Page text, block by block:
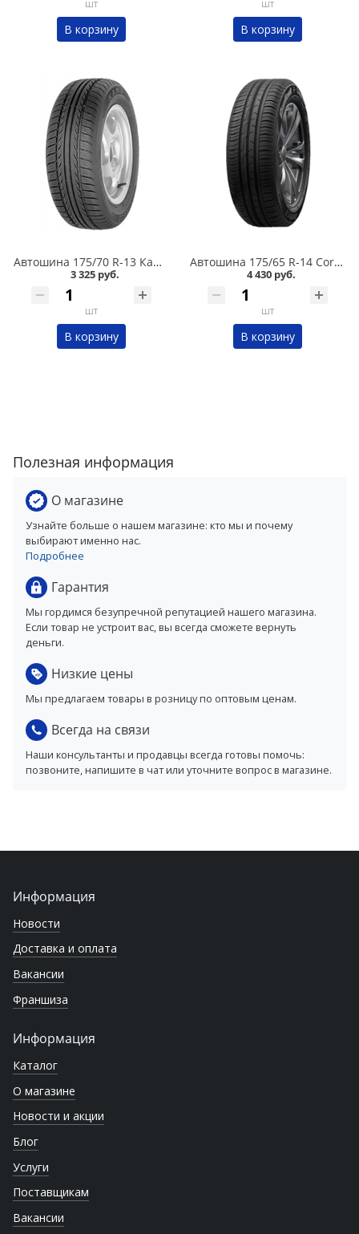
шт
В корзину
шт
В корзину
Автошина 175/70 R-13 Кама Breeze (НК-132) 82T в Омске
3 325 руб.
шт
В корзину
Автошина 175/65 R-14 Cordiant Comfort 2 86H в Омске
4 430 руб.
шт
В корзину
Полезная информация
О магазине
Узнайте больше о нашем магазине: кто мы и почему
выбирают именно нас.
Подробнее
Гарантия
Мы гордимся безупречной репутацией нашего магазина.
Если товар не устроит вас, вы всегда сможете вернуть
деньги.
Низкие цены
Мы предлагаем товары в розницу по оптовым ценам.
Всегда на связи
Наши консультанты и продавцы всегда готовы помочь:
позвоните, напишите в чат или уточните вопрос в магазине.
Информация
Новости
Доставка и оплата
Вакансии
Франшиза
Информация
Каталог
О магазине
Новости и акции
Блог
Услуги
Поставщикам
Вакансии